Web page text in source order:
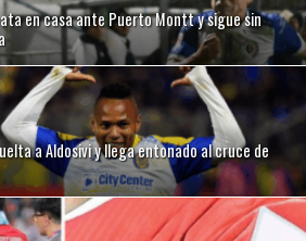
en casa ante Puerto Montt y sigue sin
a Aldosivi y llega entonado al cruce de